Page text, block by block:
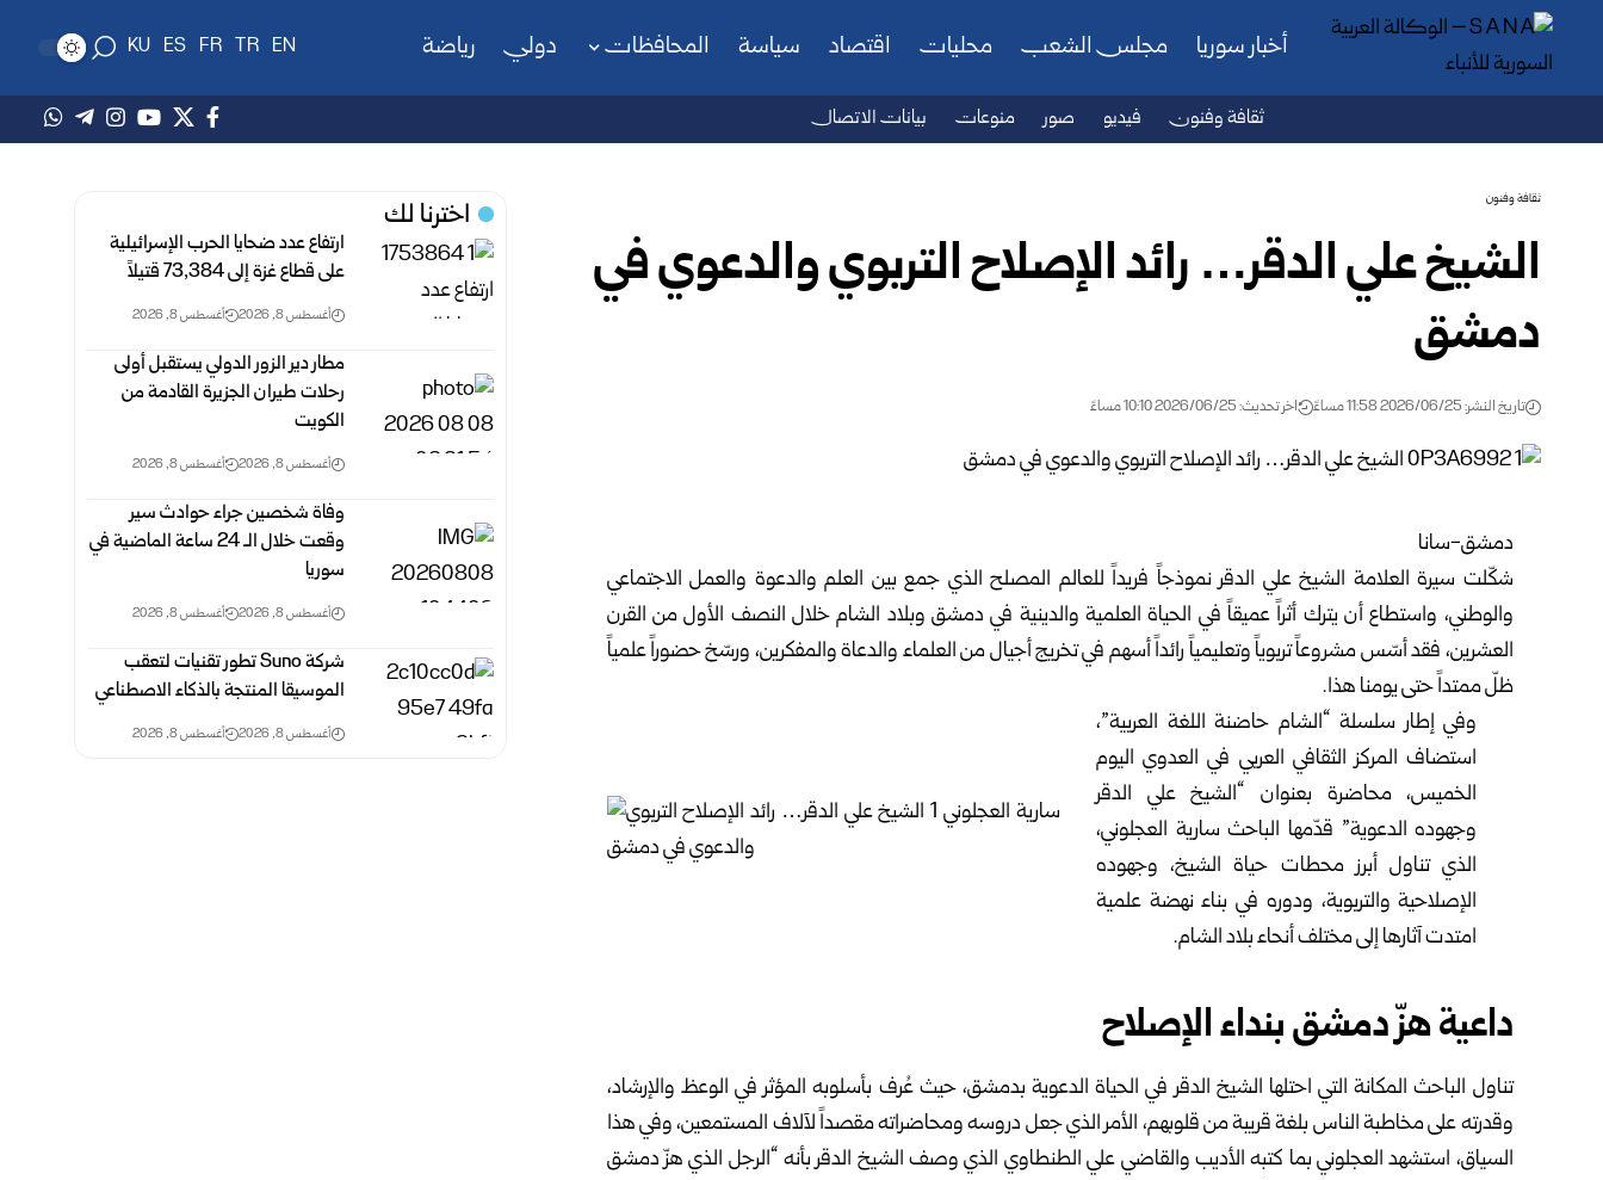
أخبار سوريا مجلس الشعب محليات اقتصاد سياسة المحافظات دولي رياضة EN
TR
FR
ES
KU
ثقافة وفنون فيديو صور منوعات بيانات الاتصال
ثقافة وفنون
الشيخ علي الدقر… رائد الإصلاح التربوي والدعوي في
دمشق
تاريخ النشر: 2026/06/25 11:58 مساءً اخر تحديث: 2026/06/25 10:10 مساءً
دمشق-سانا
شكّلت سيرة العلامة الشيخ علي الدقر نموذجاً فريداً للعالم المصلح الذي جمع بين العلم والدعوة والعمل الاجتماعي
والوطني، واستطاع أن يترك أثراً عميقاً في الحياة العلمية والدينية في دمشق وبلاد الشام خلال النصف الأول من القرن
العشرين، فقد أسّس مشروعاً تربوياً وتعليمياً رائداً أسهم في تخريج أجيال من العلماء والدعاة والمفكرين، ورسّخ حضوراً علمياً
ظلّ ممتداً حتى يومنا هذا.
وفي إطار سلسلة “الشام حاضنة اللغة العربية”،
استضاف المركز الثقافي العربي في العدوي اليوم
الخميس، محاضرة بعنوان “الشيخ علي الدقر
وجهوده الدعوية” قدّمها الباحث سارية العجلوني،
الذي تناول أبرز محطات حياة الشيخ، وجهوده
الإصلاحية والتربوية، ودوره في بناء نهضة علمية
امتدت آثارها إلى مختلف أنحاء بلاد الشام.
داعية هزّ دمشق بنداء الإصلاح
تناول الباحث المكانة التي احتلها الشيخ الدقر في الحياة الدعوية بدمشق، حيث عُرف بأسلوبه المؤثر في الوعظ والإرشاد،
وقدرته على مخاطبة الناس بلغة قريبة من قلوبهم، الأمر الذي جعل دروسه ومحاضراته مقصداً لآلاف المستمعين، وفي هذا
السياق، استشهد العجلوني بما كتبه الأديب والقاضي علي الطنطاوي الذي وصف الشيخ الدقر بأنه “الرجل الذي هزّ دمشق
اخترنا لك
ارتفاع عدد ضحايا الحرب الإسرائيلية
على قطاع غزة ‏إلى 73,384 ‏قتيلاً‎ ‎
أغسطس 8, 2026 أغسطس 8, 2026
مطار دير الزور الدولي يستقبل أولى
رحلات طيران الجزيرة ‏القادمة من
الكويت
أغسطس 8, 2026 أغسطس 8, 2026
وفاة شخصين جراء حوادث سير
وقعت خلال الـ 24 ‏ساعة الماضية في
سوريا
أغسطس 8, 2026 أغسطس 8, 2026
شركةSuno ‎ تطور تقنيات لتعقب
الموسيقا المنتجة بالذكاء ‏الاصطناعي
أغسطس 8, 2026 أغسطس 8, 2026